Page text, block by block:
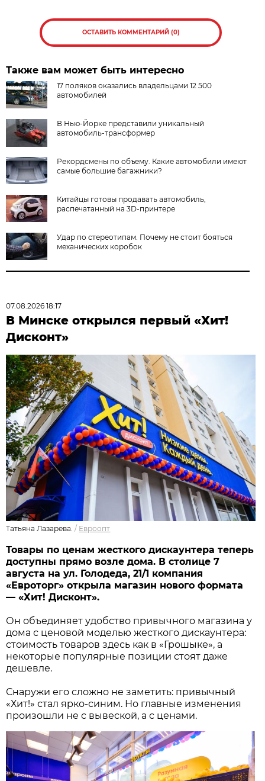
ОСТАВИТЬ КОММЕНТАРИЙ (0)
Также вам может быть интересно
17 поляков оказались владельцами 12 500
автомобилей
В Нью-Йорке представили уникальный
автомобиль-трансформер
Рекордсмены по объему. Какие автомобили имеют
самые большие багажники?
Китайцы готовы продавать автомобиль,
распечатанный на 3D-принтере
Удар по стереотипам. Почему не стоит бояться
механических коробок
07.08.2026 18:17
В Минске открылся первый «Хит!
Дисконт»
Татьяна Лазарева. / Евроопт
Товары по ценам жесткого дискаунтера теперь
доступны прямо возле дома. В столице 7
августа на ул. Голодеда, 21/1 компания
«Евроторг» открыла магазин нового формата
— «Хит! Дисконт».
Он объединяет удобство привычного магазина у
дома с ценовой моделью жесткого дискаунтера:
стоимость товаров здесь как в «Грошыке», а
некоторые популярные позиции стоят даже
дешевле.
Снаружи его сложно не заметить: привычный
«Хит!» стал ярко-синим. Но главные изменения
произошли не с вывеской, а с ценами.